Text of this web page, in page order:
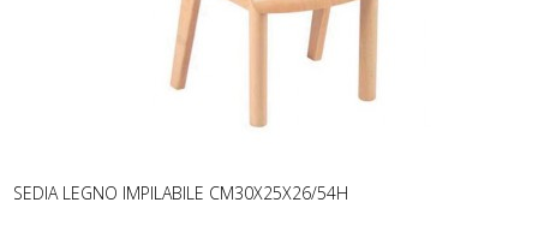
SEDIA LEGNO IMPILABILE CM30X25X26/54H